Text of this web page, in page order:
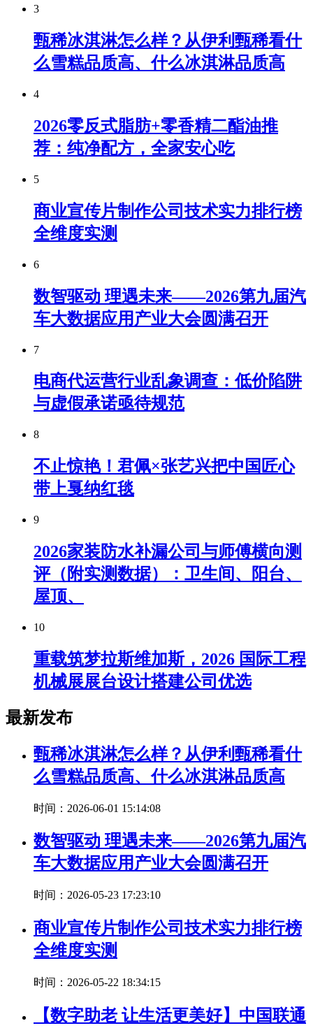
3
甄稀冰淇淋怎么样？从伊利甄稀看什
么雪糕品质高、什么冰淇淋品质高
4
2026零反式脂肪+零香精二酯油推
荐：纯净配方，全家安心吃
5
商业宣传片制作公司技术实力排行榜
全维度实测
6
数智驱动 理遇未来——2026第九届汽
车大数据应用产业大会圆满召开
7
电商代运营行业乱象调查：低价陷阱
与虚假承诺亟待规范
8
不止惊艳！君佩×张艺兴把中国匠心
带上戛纳红毯
9
2026家装防水补漏公司与师傅横向测
评（附实测数据）：卫生间、阳台、
屋顶、
10
重载筑梦拉斯维加斯，2026 国际工程
机械展展台设计搭建公司优选
最新发布
甄稀冰淇淋怎么样？从伊利甄稀看什
么雪糕品质高、什么冰淇淋品质高
时间：2026-06-01 15:14:08
数智驱动 理遇未来——2026第九届汽
车大数据应用产业大会圆满召开
时间：2026-05-23 17:23:10
商业宣传片制作公司技术实力排行榜
全维度实测
时间：2026-05-22 18:34:15
【数字助老 让生活更美好】中国联通